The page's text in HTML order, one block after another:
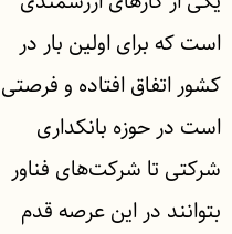
است که برای اولین بار در
کشور اتفاق افتاده و فرصتی
است در حوزه بانکداری
شرکتی تا شرکت‌های فناور
بتوانند در این عرصه قدم